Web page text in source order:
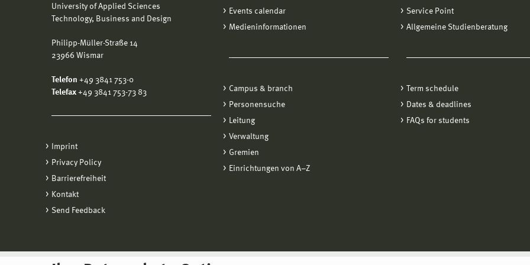
University of Applied Sciences
Technology, Business and Design
Philipp-Müller-Straße 14
23966 Wismar
Telefon +49 3841 753-0
Telefax +49 3841 753-73 83
Imprint
Privacy Policy
Barrierefreiheit
Kontakt
Send Feedback
Events calendar
Medieninformationen
Campus & branch
Personensuche
Leitung
Verwaltung
Gremien
Einrichtungen von A−Z
Service Point
Allgemeine Studienberatung
Term schedule
Dates & deadlines
FAQs for students